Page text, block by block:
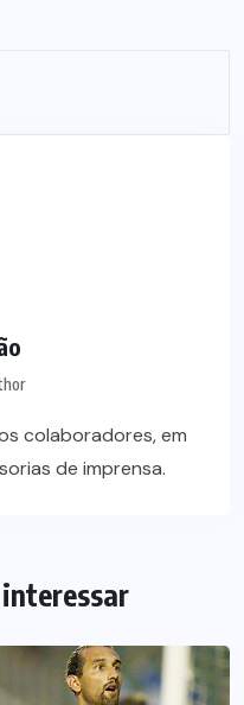
colaboradores, em
de imprensa.